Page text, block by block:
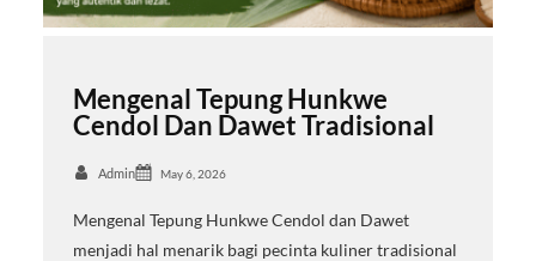
Mengenal Tepung Hunkwe
Cendol Dan Dawet Tradisional
Admin May 6, 2026
Mengenal Tepung Hunkwe Cendol dan Dawet
menjadi hal menarik bagi pecinta kuliner tradisional